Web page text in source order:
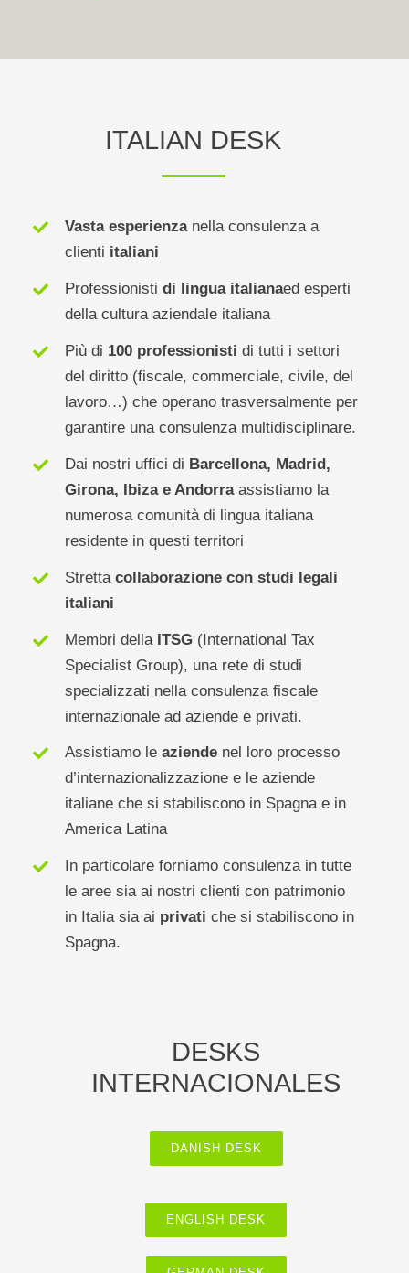
ITALIAN DESK
Vasta esperienza nella consulenza a
clienti italiani
Professionisti di lingua italianaed esperti
della cultura aziendale italiana
Più di 100 professionisti di tutti i settori
del diritto (fiscale, commerciale, civile, del
lavoro…) che operano trasversalmente per
garantire una consulenza multidisciplinare.
Dai nostri uffici di Barcellona, ​​Madrid,
Girona, Ibiza e Andorra assistiamo la
numerosa comunità di lingua italiana
residente in questi territori
Stretta collaborazione con studi legali
italiani
Membri della ITSG (International Tax
Specialist Group), una rete di studi
specializzati nella consulenza fiscale
internazionale ad aziende e privati.
Assistiamo le aziende nel loro processo
d’internazionalizzazione e le aziende
italiane che si stabiliscono in Spagna e in
America Latina
In particolare forniamo consulenza in tutte
le aree sia ai nostri clienti con patrimonio
in Italia sia ai privati che si stabiliscono in
Spagna.
DESKS
INTERNACIONALES
DANISH DESK
ENGLISH DESK